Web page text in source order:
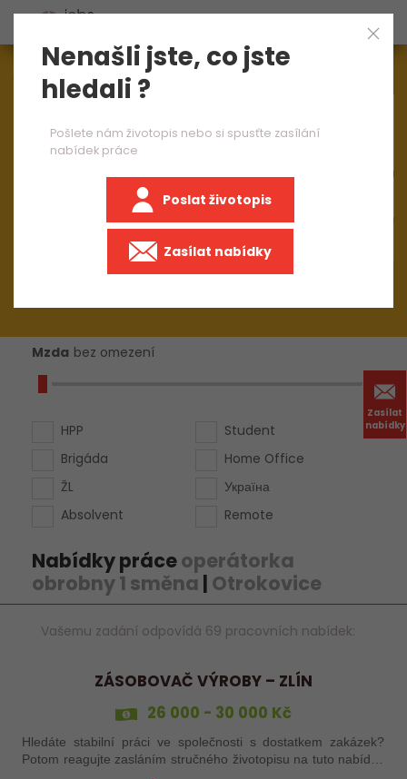
Zasílat
nabídky
Aktuálně1544nabídek práce
Mzda bez omezení
HPP
Brigáda
ŽL
Absolvent
Student
Home Office
Україна
Remote
Nabídky práceoperátorka
obrobny 1 směna | Otrokovice
Vašemu zadání odpovídá 69 pracovních nabídek:
ZÁSOBOVAČ VÝROBY – ZLÍN
26 000 - 30 000 Kč
Hledáte stabilní práci ve společnosti s dostatkem zakázek?
Potom reagujte zasláním stručného životopisu na tuto nabídku
Nenašli jste, co jste
hledali ?
Pošlete nám životopis nebo si spusťte zasílání
nabídek práce
Poslat životopis
Zasílat nabídky